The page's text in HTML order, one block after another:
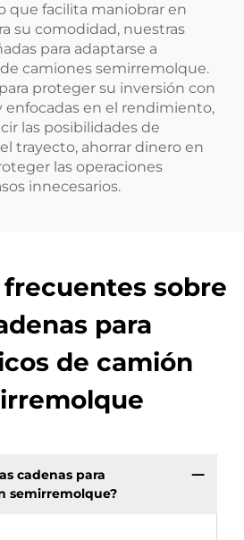
que facilita maniobrar en
su comodidad, nuestras
para adaptarse a
camiones semirremolque.
proteger su inversión con
enfocadas en el rendimiento,
las posibilidades de
trayecto, ahorrar dinero en
las operaciones
innecesarios.
sobre
para
de camión
cadenas para
semirremolque?